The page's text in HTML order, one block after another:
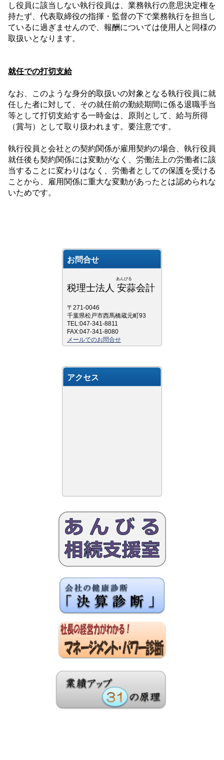
し役員に該当しない執行役員は、業務執行の意思決定権を
持たず、代表取締役の指揮・監督の下で業務執行を担当し
ているに過ぎませんので、報酬については使用人と同様の
取扱いとなります。
就任での打切支給
なお、このような身分的取扱いの対象となる執行役員に就
任した者に対して、その就任前の勤続期間に係る退職手当
等として打切支給する一時金は、原則として、給与所得
（賞与）として取り扱われます。要注意です。
執行役員と会社との契約関係が雇用契約の場合、執行役員
就任後も契約関係には変動がなく、労働法上の労働者に該
当することに変わりはなく、労働者としての保護を受ける
ことから、雇用関係に重大な変動があったとは認められな
いためです。
お問合せ
あんびる
税理士法人 安蒜会計
〒271-0046
千葉県松戸市西馬橋蔵元町93
TEL:047-341-8811
FAX:047-341-8080
メールでのお問合せ
アクセス